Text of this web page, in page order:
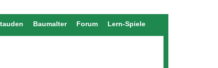
Baumalter Forum Lern-Spiele